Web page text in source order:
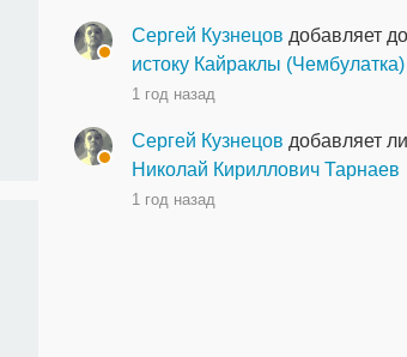
Сергей Кузнецов добавляет
истоку Кайраклы (Чембулатка)
1 год назад
Сергей Кузнецов добавляет
Николай Кириллович Тарнаев
1 год назад